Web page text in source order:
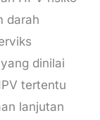
darah
dinilai
tertentu
lanjutan